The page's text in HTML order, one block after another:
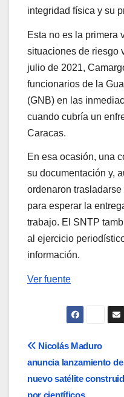
integridad física y su
Esta no es la primera
situaciones de riesgo
julio de 2021,
funcionarios de la
(GNB) en las
cuando cubría un
Caracas.
En esa ocasión, una
su documentación y,
ordenaron
para esperar la
trabajo. El SNTP
al ejercicio
información.
Ver fuente
Navegación
de
Nicolás Maduro
anuncia lanzamiento de
nuevo satélite
por científicos